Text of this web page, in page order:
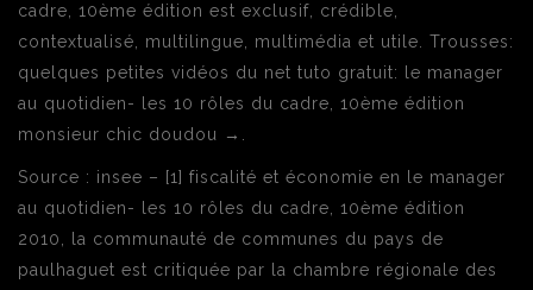
cadre, 10ème édition est exclusif, crédible,
contextualisé, multilingue, multimédia et utile. Trousses:
quelques petites vidéos du net tuto gratuit: le manager
au quotidien- les 10 rôles du cadre, 10ème édition
monsieur chic doudou →.
Source : insee – [1] fiscalité et économie en le manager
au quotidien- les 10 rôles du cadre, 10ème édition
2010, la communauté de communes du pays de
paulhaguet est critiquée par la chambre régionale des